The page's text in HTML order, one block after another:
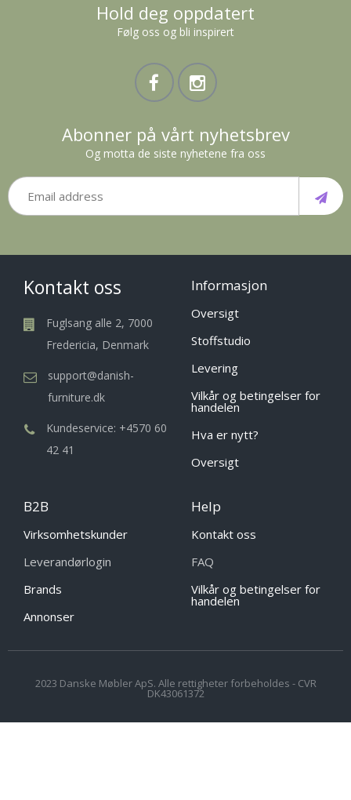
Hold deg oppdatert
Følg oss og bli inspirert
Abonner på vårt nyhetsbrev
Og motta de siste nyhetene fra oss
Kontakt oss
Fuglsang alle 2, 7000
Fredericia, Denmark
support@danish-
furniture.dk
Kundeservice: +4570 60
42 41
Informasjon
Oversigt
Stoffstudio
Levering
Vilkår og betingelser for
handelen
Hva er nytt?
Oversigt
B2B
Virksomhetskunder
Leverandørlogin
Brands
Annonser
Help
Kontakt oss
FAQ
Vilkår og betingelser for
handelen
2023 Danske Møbler ApS. Alle rettigheter forbeholdes - CVR
DK43061372